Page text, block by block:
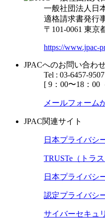
一般社団法人日
適格請求書発行
〒101-0061 東京
https://www.jpac-
JPACへのお問い合わ
Tel : 03-6457-
[ 9：00〜18：00
メールフォーム
JPAC関連サイト
日本プライバシ
TRUSTe（トラス
日本プライバシ
認定プライバシ
サイバーセキュ